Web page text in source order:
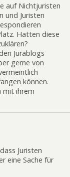
auf Nichtjuristen
und Juristen
Hatten diese
Jurablogs
gerne von
können.
mit ihrem
Juristen
eine Sache für